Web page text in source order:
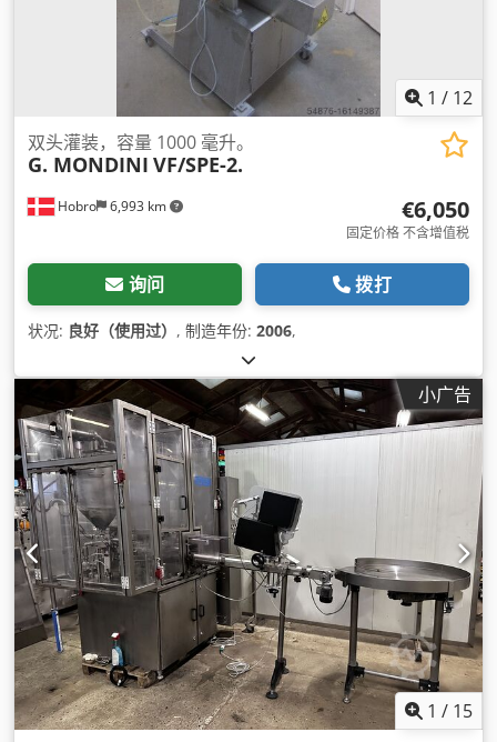
1 / 12
Hobro 6,993 km
双头灌装，容量 1000 毫升。
G. MONDINI VF/SPE-2.
€6,050
固定价格 不含增值税
询问 拨打
状况: 良好（使用过） , 制造年份: 2006,
小广告
1 / 15